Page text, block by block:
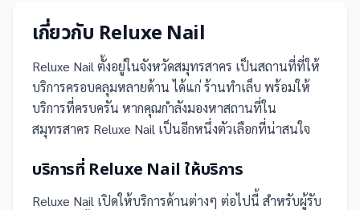
เกี่ยวกับ Reluxe Nail
Reluxe Nail ตั้งอยู่ในจังหวัดสมุทรสาคร เป็นสถานที่ที่ให้
บริการครอบคลุมหลายด้าน ได้แก่ ร้านทำเล็บ พร้อมให้
บริการที่ครบครัน หากคุณกำลังมองหาสถานที่ใน
สมุทรสาคร Reluxe Nail เป็นอีกหนึ่งตัวเลือกที่น่าสนใจ
บริการที่ Reluxe Nail ให้บริการ
Reluxe Nail เปิดให้บริการด้านต่างๆ ต่อไปนี้ สำหรับผู้รับ